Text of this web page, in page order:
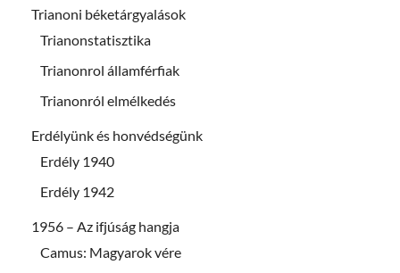
Trianoni béketárgyalások
Trianonstatisztika
Trianonrol államférfiak
Trianonról elmélkedés
Erdélyünk és honvédségünk
Erdély 1940
Erdély 1942
1956 – Az ifjúság hangja
Camus: Magyarok vére